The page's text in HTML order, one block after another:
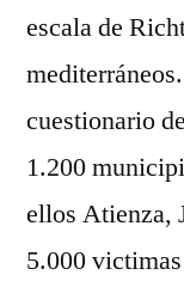
escala de
cuestionario
1.200
ellos Atienza,
5.000